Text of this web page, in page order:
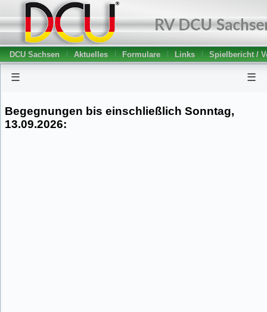
DCU Sachsen Aktuelles Formulare Links Spielbericht /
☰ ☰